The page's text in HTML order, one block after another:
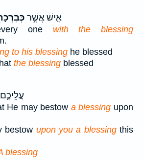
אִ֛ישׁ אֲשֶׁ֥ר
one with the blessing
to his blessing he blessed
the blessing blessed
He may bestow a blessing upon
bestow upon you a blessingthis
blessing